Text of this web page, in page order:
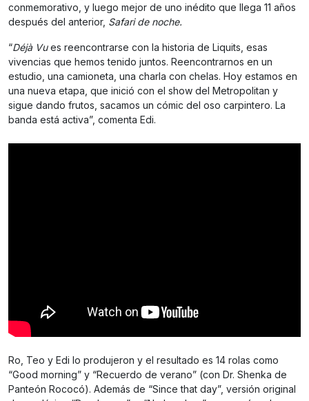
conmemorativo, y luego mejor de uno inédito que llega 11 años
después del anterior, Safari de noche.
“Déjà Vues reencontrarse con la historia de Liquits, esas
vivencias que hemos tenido juntos. Reencontrarnos en un
estudio, una camioneta, una charla con chelas. Hoy estamos en
una nueva etapa, que inició con el show del Metropolitan y
sigue dando frutos, sacamos un cómic del oso carpintero. La
banda está activa”, comenta Edi.
Ro, Teo y Edi lo produjeron y el resultado es 14 rolas como
“Good morning” y “Recuerdo de verano” (con Dr. Shenka de
Panteón Rococó). Además de “Since that day”, versión original